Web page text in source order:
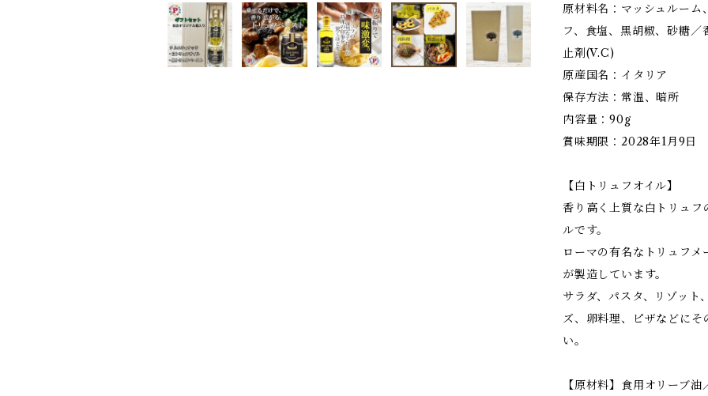
原材料名：マッシュルー
フ、食塩、黒胡椒、砂糖
止剤(V.C)
原産国名：イタリア
保存方法：常温、暗所
内容量：90g
賞味期限：2028年1月9日
【白トリュフオイル】
香り高く上質な白トリュフ
ルです。
ローマの有名なトリュフ
が製造しています。
サラダ、パスタ、リゾット
ズ、卵料理、ピザなどに
い。
【原材料】食用オリーブ油